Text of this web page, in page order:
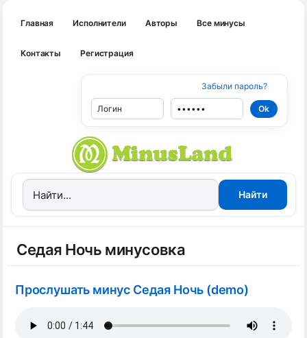
Главная Исполнители Авторы Все минусы
Контакты Регистрация
Забыли пароль?
Седая Ночь минусовка
Прослушать минус Седая Ночь (demo)